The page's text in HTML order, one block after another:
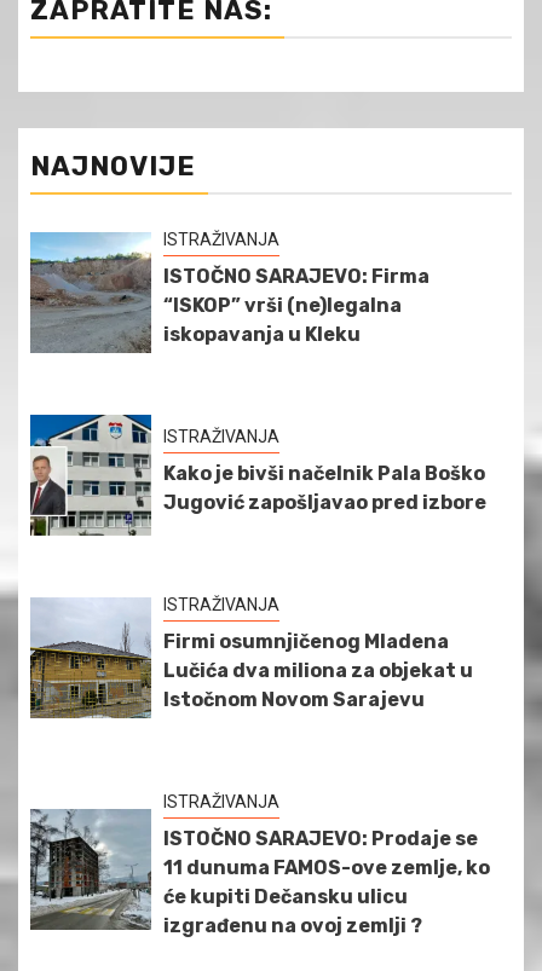
ZAPRATITE NAS:
NAJNOVIJE
ISTRAŽIVANJA
ISTOČNO SARAJEVO: Firma
“ISKOP” vrši (ne)legalna
iskopavanja u Kleku
ISTRAŽIVANJA
Kako je bivši načelnik Pala Boško
Jugović zapošljavao pred izbore
ISTRAŽIVANJA
Firmi osumnjičenog Mladena
Lučića dva miliona za objekat u
Istočnom Novom Sarajevu
ISTRAŽIVANJA
ISTOČNO SARAJEVO: Prodaje se
11 dunuma FAMOS-ove zemlje, ko
će kupiti Dečansku ulicu
izgrađenu na ovoj zemlji ?